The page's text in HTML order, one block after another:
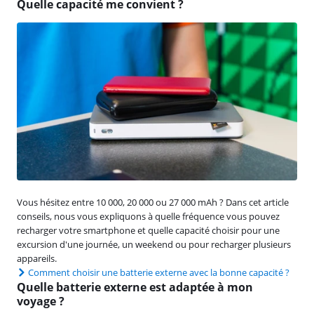
Quelle capacité me convient ?
Vous hésitez entre 10 000, 20 000 ou 27 000 mAh ? Dans cet article
conseils, nous vous expliquons à quelle fréquence vous pouvez
recharger votre smartphone et quelle capacité choisir pour une
excursion d'une journée, un weekend ou pour recharger plusieurs
appareils.
Comment choisir une batterie externe avec la bonne capacité ?
Quelle batterie externe est adaptée à mon
voyage ?